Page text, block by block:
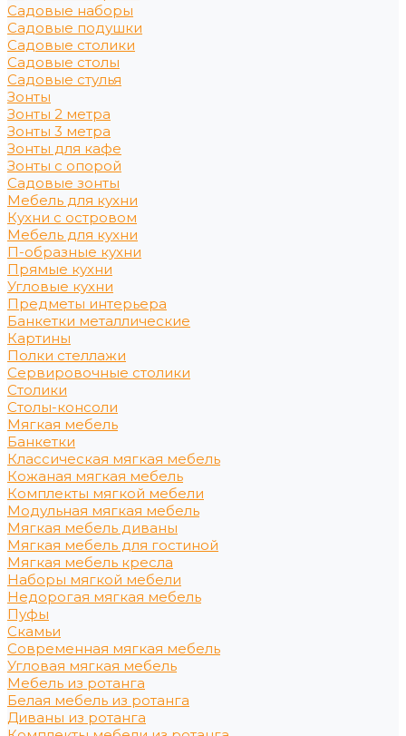
Садовые наборы
Садовые подушки
Садовые столики
Садовые столы
Садовые стулья
Зонты
Зонты 2 метра
Зонты 3 метра
Зонты для кафе
Зонты с опорой
Садовые зонты
Мебель для кухни
Кухни с островом
Мебель для кухни
П-образные кухни
Прямые кухни
Угловые кухни
Предметы интерьера
Банкетки металлические
Картины
Полки стеллажи
Сервировочные столики
Столики
Столы-консоли
Мягкая мебель
Банкетки
Классическая мягкая мебель
Кожаная мягкая мебель
Комплекты мягкой мебели
Модульная мягкая мебель
Мягкая мебель диваны
Мягкая мебель для гостиной
Мягкая мебель кресла
Наборы мягкой мебели
Недорогая мягкая мебель
Пуфы
Скамьи
Современная мягкая мебель
Угловая мягкая мебель
Мебель из ротанга
Белая мебель из ротанга
Диваны из ротанга